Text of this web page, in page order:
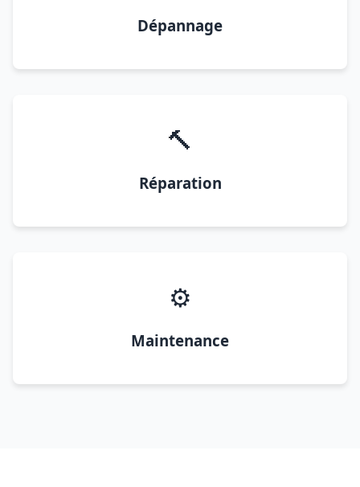
Dépannage
🔨
Réparation
⚙️
Maintenance